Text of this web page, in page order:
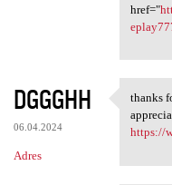
href="
DGGGHH
06.04.2024
Adres
thanks
thanks
https://